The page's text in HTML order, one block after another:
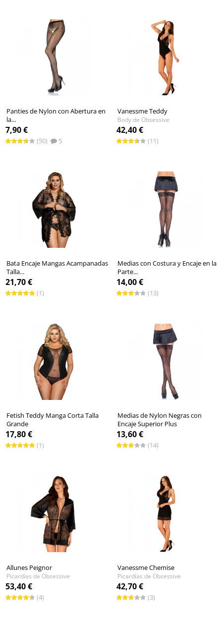
Panties de Nylon con Abertura en
la...
Medias de Leg Avenue
7,90 €
(50) 5
Vanessme Teddy
Body de Obsessive
42,40 €
(11)
Bata Encaje Mangas Acampanadas
Talla...
Picardías de Subblime
21,70 €
(1)
Medias con Costura y Encaje en la
Parte...
14,00 €
(13)
Fetish Teddy Manga Corta Talla
Grande
17,80 €
(1)
Medias de Nylon Negras con
Encaje Superior Plus
13,60 €
(14)
Allunes Peignor
Picardías de Obsessive
53,40 €
(4)
Vanessme Chemise
Picardías de Obsessive
42,70 €
(3)